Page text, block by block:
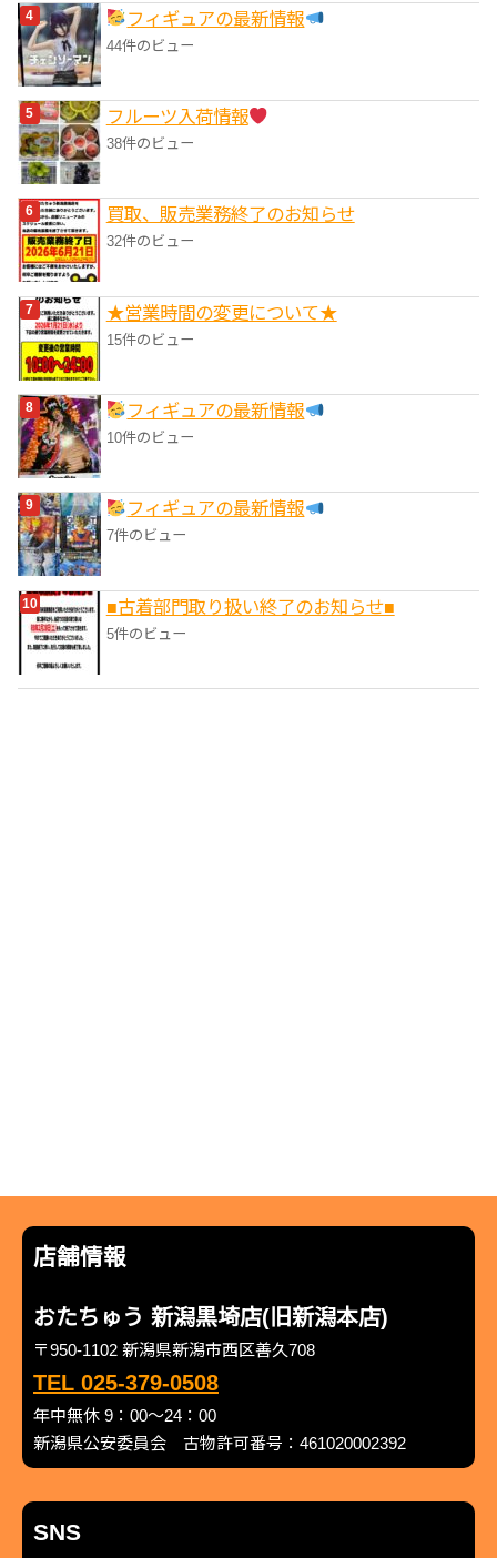
フィギュアの最新情報
44件のビュー
フルーツ入荷情報
38件のビュー
買取、販売業務終了のお知らせ
32件のビュー
★営業時間の変更について★
15件のビュー
フィギュアの最新情報
10件のビュー
フィギュアの最新情報
7件のビュー
■‎古着部門取り扱い終了のお知らせ■
5件のビュー
店舗情報
おたちゅう 新潟黒埼店(旧新潟本店)
〒950-1102 新潟県新潟市西区善久708
TEL 025-379-0508
年中無休 9：00～24：00
新潟県公安委員会 古物許可番号：461020002392
SNS